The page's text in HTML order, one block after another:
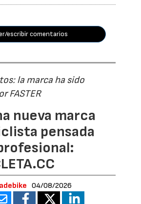
escribir comentarios
la marca ha sido
FASTER
nueva marca
pensada
04/08/2026